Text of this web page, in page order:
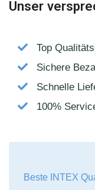
Unser
Top
Sichere
Schnelle
100%
Beste INTEX